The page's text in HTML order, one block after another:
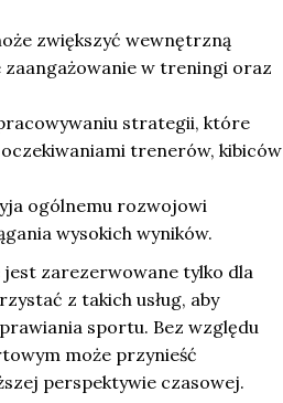
zwiększyć wewnętrzną
w treningi oraz
strategii, które
trenerów, kibiców
ogólnemu rozwojowi
wysokich wyników.
zarezerwowane tylko dla
z takich usług, aby
sportu. Bez względu
może przynieść
perspektywie czasowej.